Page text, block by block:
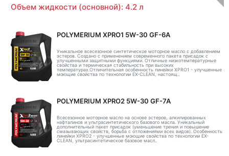
Объем жидкости (основной): 4.2 л
POLYMERIUM XPRO1 5W-30 GF-6A
Уникальное всесезонное синтетическое моторное масло с добавлением
эстеров. Создано с применением современного пакета присадок с
улучшенными защитными функциями. Отличные низкотемпературные
свойства и термическая стабильность при высоких
температурах.Отличительная особенность линейки XPRO1 - улучшенные
моющие свойства по технологии EX-CLEAN, настоящ..
POLYMERIUM XPRO2 5W-30 GF-7A
Всесезонное моторное масло на основе эстеров, алкилированных
нафталинов и ультрасинтетического базового масла. Уникальный
дополнительный пакет присадок (уменьшение трения и повышение
смазывающих свойств, борьба с отложениями всех видов). Особенность
линейки XPRO2 - улучшенные моющие свойства по технологии EX-
CLEAN, ультрасинтетическое базовое масл..